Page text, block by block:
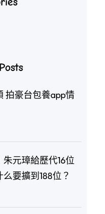
拍豪台包養app情
朱元璋給歷代16位
要擴到188位？